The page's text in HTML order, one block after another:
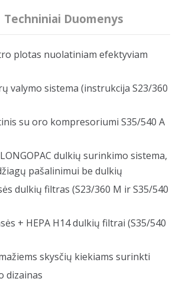
Techniniai Duomenys
plotas nuolatiniam efektyviam
valymo sistema (instrukcija S23/360
su oro kompresoriumi S35/540 A
LONGOPAC dulkių surinkimo sistema,
pašalinimui be dulkių
dulkių filtras (S23/360 M ir S35/540
+ HEPA H14 dulkių filtrai (S35/540
skysčių kiekiams surinkti
dizainas